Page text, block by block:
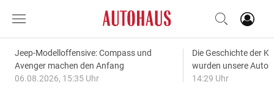
Jeep-Modelloffensive: Compass und
Avenger machen den Anfang
06.08.2026, 15:35 Uhr
Die Geschichte der
wurden unsere
14:29 Uhr